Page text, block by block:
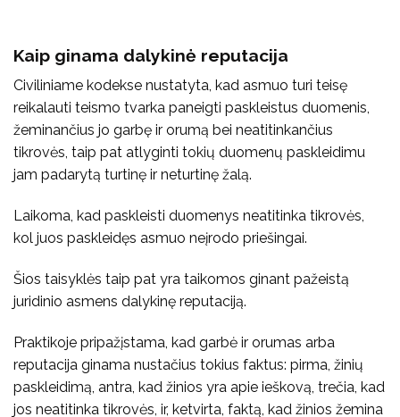
Kaip ginama dalykinė reputacija
Civiliniame kodekse nustatyta, kad asmuo turi teisę
reikalauti teismo tvarka paneigti paskleistus duomenis,
žeminančius jo garbę ir orumą bei neatitinkančius
tikrovės, taip pat atlyginti tokių duomenų paskleidimu
jam padarytą turtinę ir neturtinę žalą.
Laikoma, kad paskleisti duomenys neatitinka tikrovės,
kol juos paskleidęs asmuo neįrodo priešingai.
Šios taisyklės taip pat yra taikomos ginant pažeistą
juridinio asmens dalykinę reputaciją.
Praktikoje pripažįstama, kad garbė ir orumas arba
reputacija ginama nustačius tokius faktus: pirma, žinių
paskleidimą, antra, kad žinios yra apie ieškovą, trečia, kad
jos neatitinka tikrovės, ir, ketvirta, faktą, kad žinios žemina